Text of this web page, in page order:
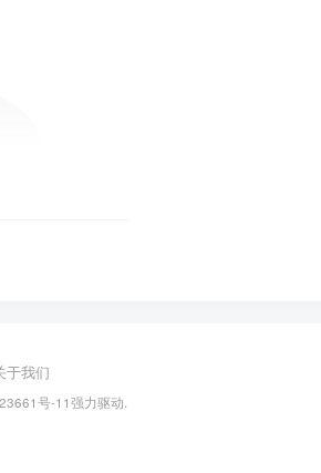
于我们
号-11强力驱动.